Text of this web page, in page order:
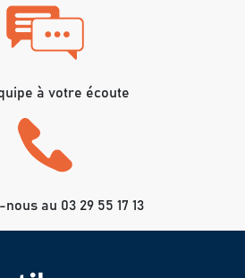
à votre écoute
au 03 29 55 17 13